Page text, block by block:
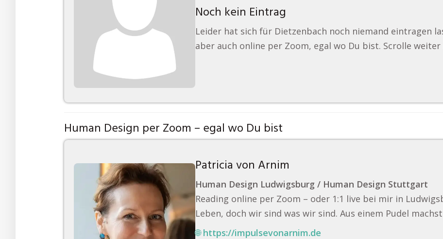
Noch kein Eintrag
Leider hat sich für Dietzenbach noch niemand eintragen
aber auch online per Zoom, egal wo Du bist. Scrolle weiter
Human Design per Zoom – egal wo Du bist
Patricia von Arnim
Human Design Ludwigsburg / Human Design Stuttgart
Reading online per Zoom – oder 1:1 live bei mir in
Leben, doch wir sind was wir sind. Aus einem Pudel
🌐https://impulsevonarnim.de